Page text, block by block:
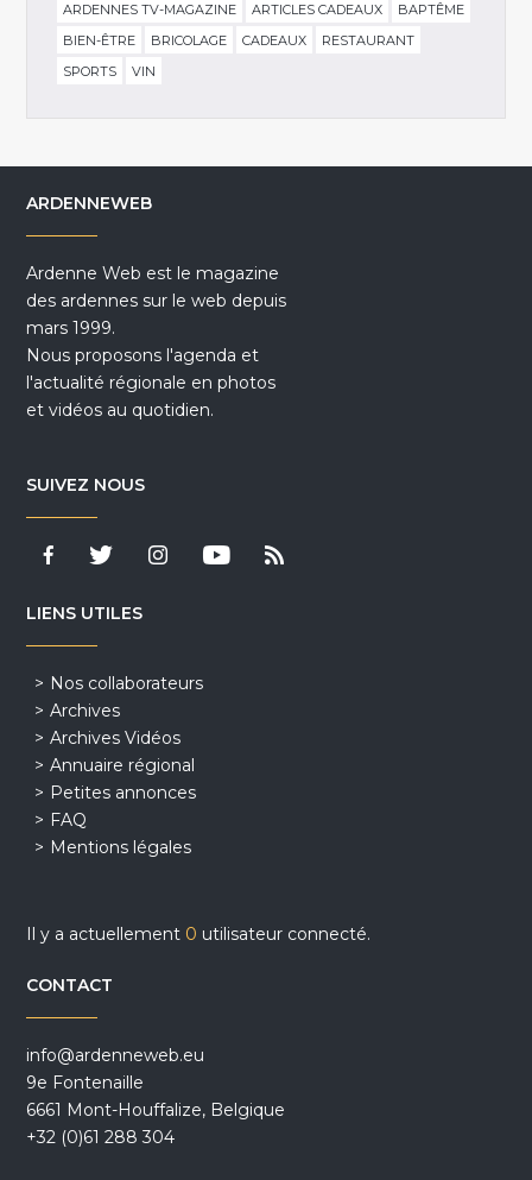
ARDENNES TV-MAGAZINE
ARTICLES CADEAUX
BAPTÊME
BIEN-ÊTRE
BRICOLAGE CADEAUX
RESTAURANT
SPORTS
VIN
ARDENNEWEB
Ardenne Web est le magazine
des ardennes sur le web depuis
mars 1999.
Nous proposons l'agenda et
l'actualité régionale en photos
et vidéos au quotidien.
SUIVEZ NOUS
LIENS UTILES
Nos collaborateurs
Archives
Archives Vidéos
Annuaire régional
Petites annonces
FAQ
Mentions légales
Il y a actuellement 0 utilisateur connecté.
CONTACT
info@ardenneweb.eu
9e Fontenaille
6661 Mont-Houffalize, Belgique
+32 (0)61 288 304